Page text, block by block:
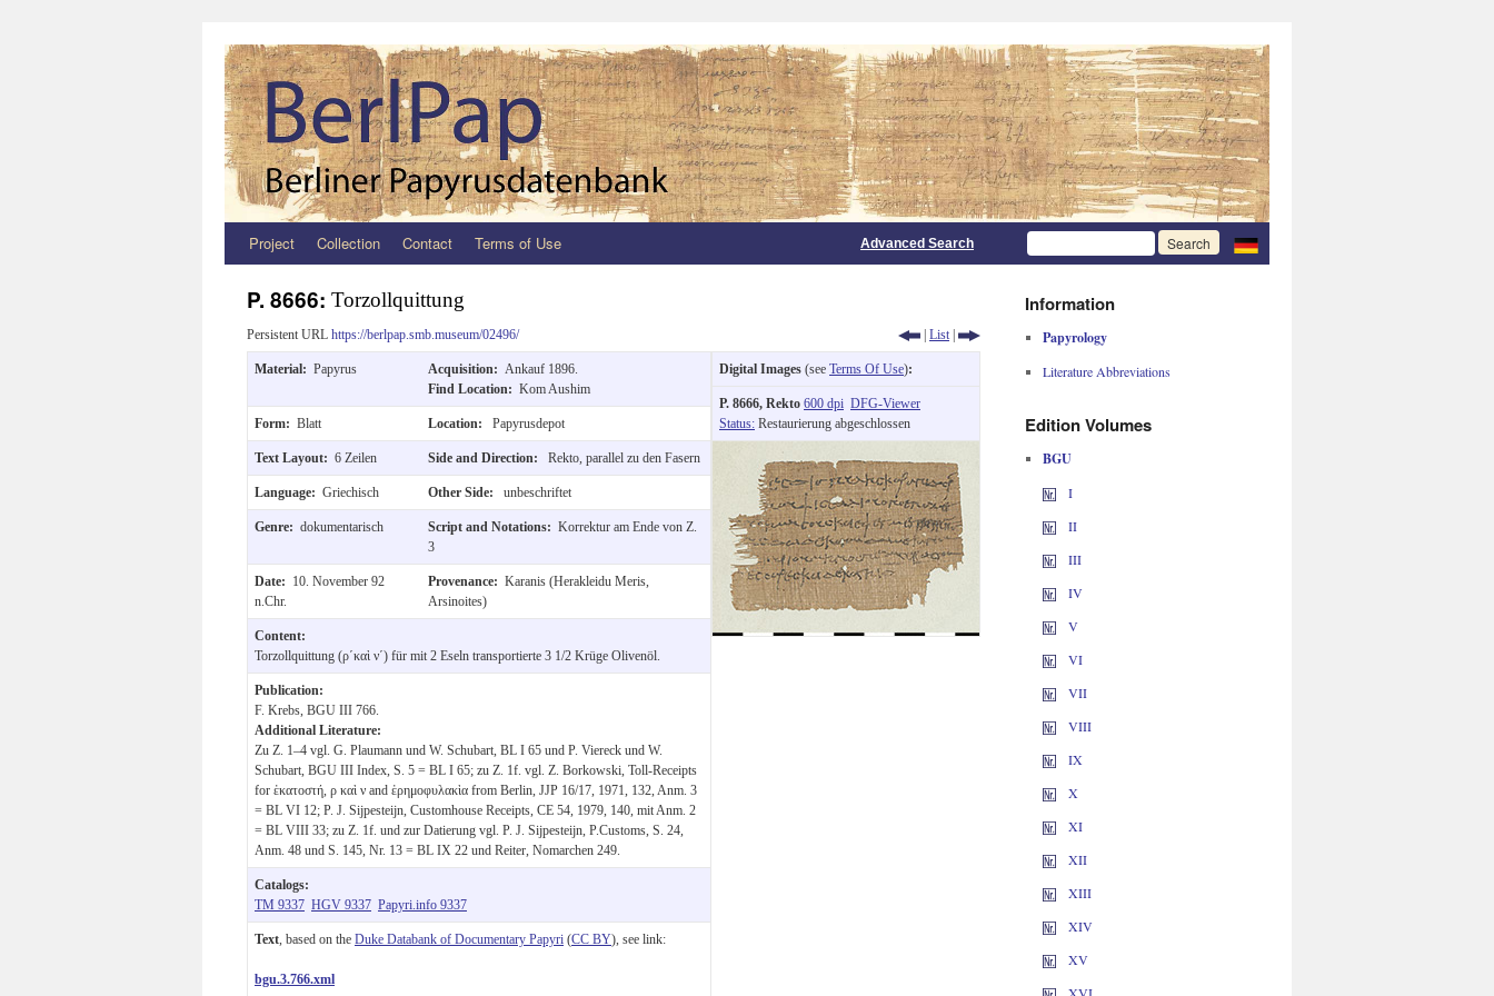
Zum
springen
Project Collection Contact Terms of Use Advanced Search
P. 8666: Torzollquittung
Persistent URL https://berlpap.smb.museum/02496/ | List |
Material: Papyrus Acquisition: Ankauf 1896.
Find Location: Kom Aushim
Form: Blatt Location: Papyrusdepot
Text Layout: 6 Zeilen Side and Direction: Rekto, parallel zu den Fasern
Language: Griechisch Other Side: unbeschriftet
Genre: dokumentarisch Script and Notations: Korrektur am Ende von Z.
3
Date: 10. November 92
n.Chr.
Provenance: Karanis (Herakleidu Meris,
Arsinoites)
Content:
Torzollquittung (ρ´καὶ ν´) für mit 2 Eseln transportierte 3 1/2 Krüge Olivenöl.
Publication:
F. Krebs, BGU III 766.
Additional Literature:
Zu Z. 1–4 vgl. G. Plaumann und W. Schubart, BL I 65 und P. Viereck und W.
Schubart, BGU III Index, S. 5 = BL I 65; zu Z. 1f. vgl. Z. Borkowski, Toll-Receipts
for ἑκατοστή, ρ καὶ ν and ἑρημοφυλακὶα from Berlin, JJP 16/17, 1971, 132, Anm. 3
= BL VI 12; P. J. Sijpesteijn, Customhouse Receipts, CE 54, 1979, 140, mit Anm. 2
= BL VIII 33; zu Z. 1f. und zur Datierung vgl. P. J. Sijpesteijn, P.Customs, S. 24,
Anm. 48 und S. 145, Nr. 13 = BL IX 22 und Reiter, Nomarchen 249.
Catalogs:
TM 9337 HGV 9337 Papyri.info 9337
Text , based on the Duke Databank of Documentary Papyri (CC BY), see link:
bgu.3.766.xml
Digital Images (see Terms Of Use):
P. 8666, Rekto 600 dpi DFG-Viewer
Status: Restaurierung abgeschlossen
Information
Papyrology
Literature Abbreviations
Edition Volumes
BGU
I
II
III
IV
V
VI
VII
VIII
IX
X
XI
XII
XIII
XIV
XV